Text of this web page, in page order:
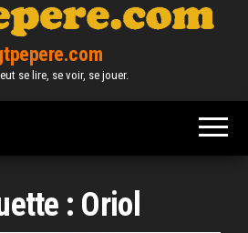
se lire, se voir, se jouer.
: Oriol